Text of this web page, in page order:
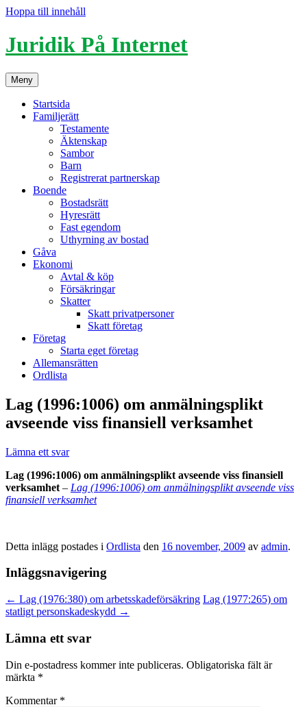
Hoppa till innehåll
Juridik På Internet
Meny
Startsida
Familjerätt
Testamente
Äktenskap
Sambor
Barn
Registrerat partnerskap
Boende
Bostadsrätt
Hyresrätt
Fast egendom
Uthyrning av bostad
Gåva
Ekonomi
Avtal & köp
Försäkringar
Skatter
Skatt privatpersoner
Skatt företag
Företag
Starta eget företag
Allemansrätten
Ordlista
Lag (1996:1006) om anmälningsplikt
avseende viss finansiell verksamhet
Lämna ett svar
Lag (1996:1006) om anmälningsplikt avseende viss finansiell
verksamhet – Lag (1996:1006) om anmälningsplikt avseende viss
finansiell verksamhet
Detta inlägg postades i Ordlista den 16 november, 2009 av admin.
Inläggsnavigering
← Lag (1976:380) om arbetsskadeförsäkring Lag (1977:265) om
statligt personskadeskydd →
Lämna ett svar
Din e-postadress kommer inte publiceras. Obligatoriska fält är
märkta *
Kommentar *